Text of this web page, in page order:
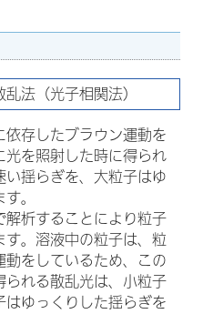
法（光子相関法）
存したブラウン運動を
光を照射した時に得られ
揺らぎを、大粒子はゆ
。
析することにより粒子
。溶液中の粒子は、粒
をしているため、この
れる散乱光は、小粒子
ゆっくりした揺らぎを